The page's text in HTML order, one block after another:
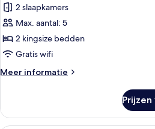
suite,
2
slaapkamers
(Ludwig)
2 slaapkamers
Max. aantal: 5
2 kingsize bedden
Gratis wifi
Meer informatie
Meer
suite,